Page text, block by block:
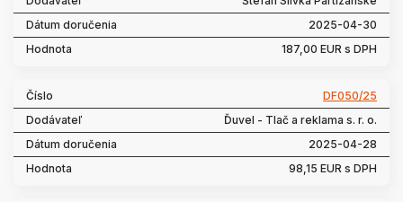
2025-04-30
187,00 EUR s DPH
DF050/25
Ďuvel - Tlač a reklama s. r. o.
2025-04-28
98,15 EUR s DPH